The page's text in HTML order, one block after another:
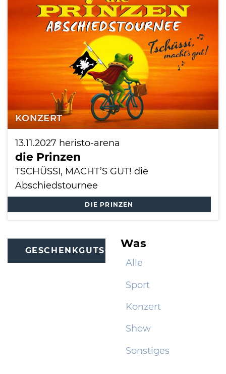
KONZERT
13.11.2027 heristo-arena
die Prinzen
TSCHÜSSI, MACHT’S GUT! die
Abschiedstournee
DIE PRINZEN
GESCHENKGUTSCHEINE
Was
Alle
Sport
Konzert
Show
Sonstiges